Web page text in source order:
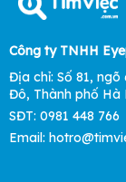
Công ty TNHH
Địa chỉ: Số 81,
Đô, Thành phố Hà
SĐT: 0981 448 766
Email: